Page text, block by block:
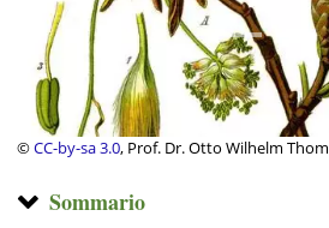
©CC-by-sa 3.0, Prof. Dr. Otto Wilhelm
Sommario